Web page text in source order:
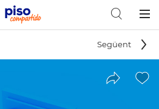
Següent